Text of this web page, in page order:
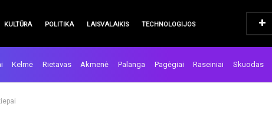
KULTŪRA POLITIKA LAISVALAIKIS TECHNOLOGIJOS
Kelmė Rietavas Akmenė Palanga Pagėgiai Raseiniai Skuodas